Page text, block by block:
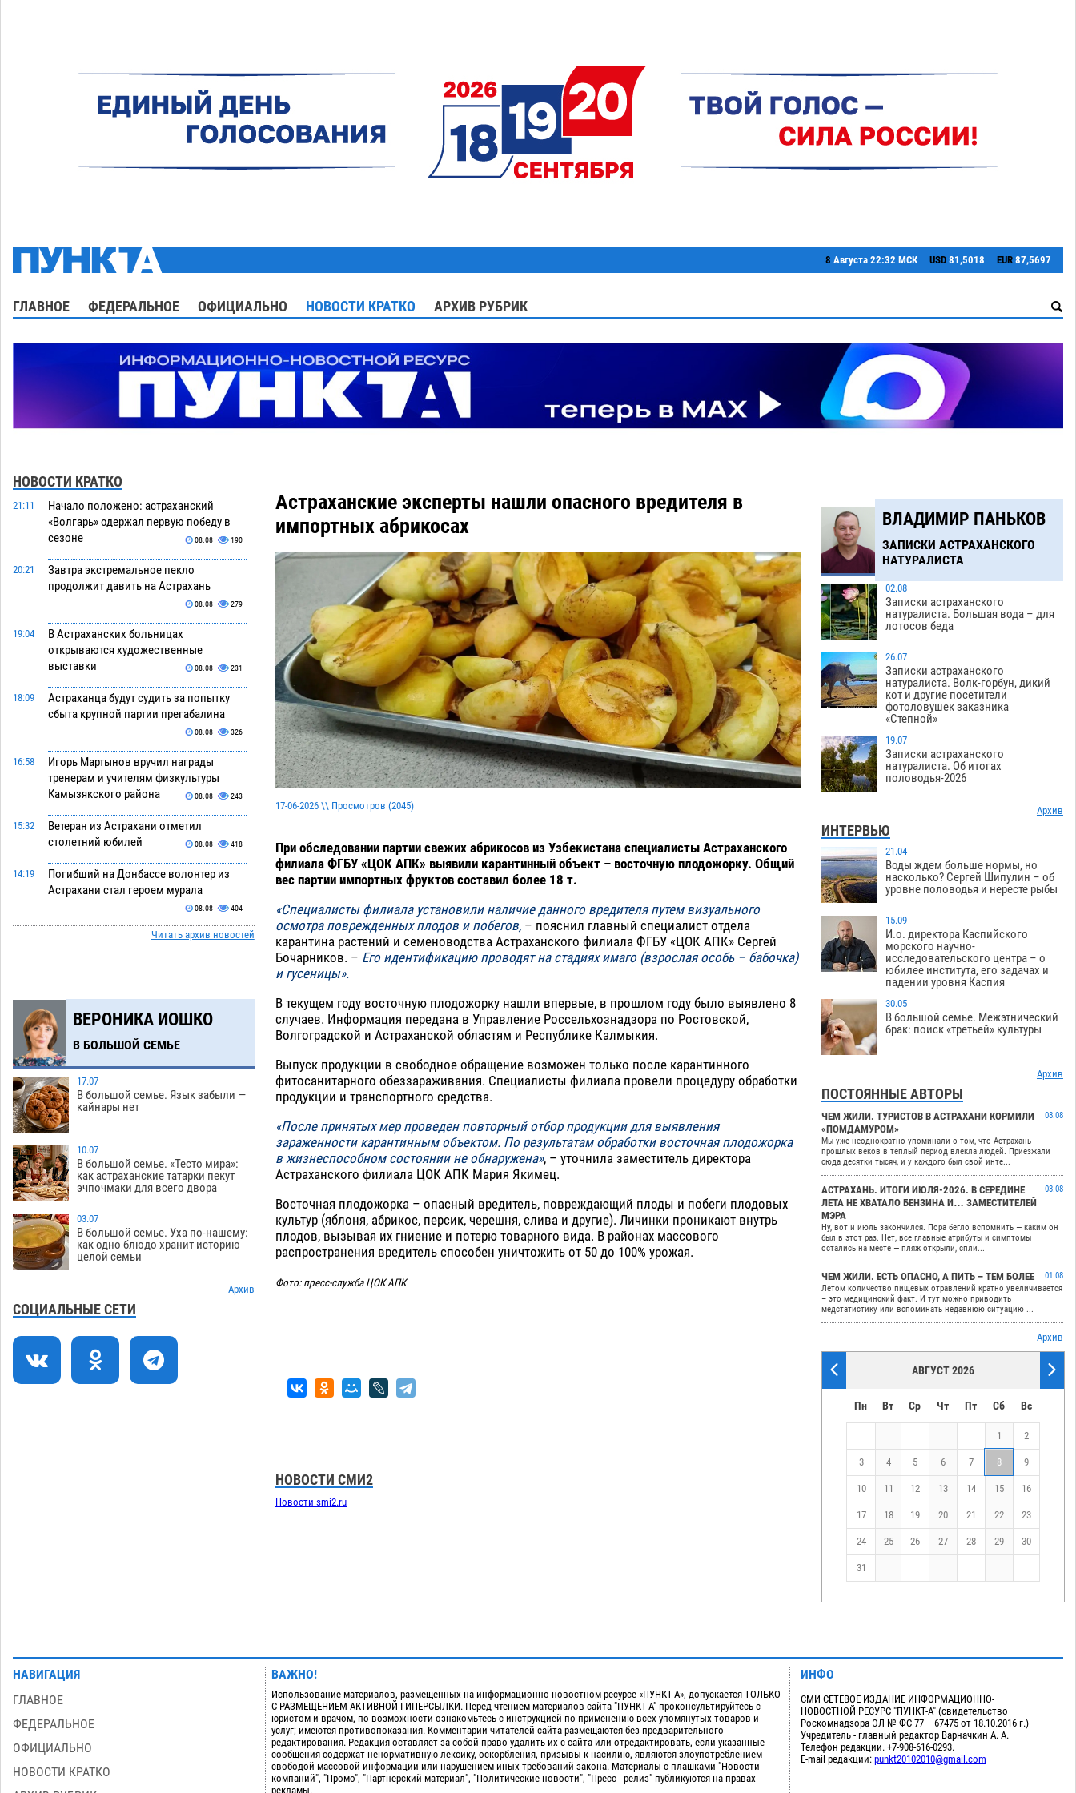
8 Августа 22:32 МСК USD 81,5018 EUR 87,5697
ГЛАВНОЕ ФЕДЕРАЛЬНОЕ ОФИЦИАЛЬНО НОВОСТИ КРАТКО АРХИВ РУБРИК
НОВОСТИ КРАТКО
21:11
Начало положено: астраханский
«Волгарь» одержал первую победу в
сезоне
08.08 190
20:21
Завтра экстремальное пекло
продолжит давить на Астрахань
08.08 279
19:04
В Астраханских больницах
открываются художественные
выставки
08.08 231
18:09
Астраханца будут судить за попытку
сбыта крупной партии прегабалина
08.08 326
16:58
Игорь Мартынов вручил награды
тренерам и учителям физкультуры
Камызякского района
08.08 243
15:32
Ветеран из Астрахани отметил
столетний юбилей
08.08 418
14:19
Погибший на Донбассе волонтер из
Астрахани стал героем мурала
08.08 404
Подросток, перебегавший дорогу вне
12:02
Астраханский следком помог
подростку получить зарплату за
честный труд
10:51
Фаворитская ноша: астраханские
гандболисты крупно проиграли
пермякам
08.08 327
09:00
Лидеры чеченской диаспоры в
Астрахани осудили выходку молодого
лихача с улицы Никольской
08.08 742
режиме экстремальной температурной
нагрузки
07.08 728
17:09
Астраханский котлован с мусором
угрожает плодородию Харабалинского
района
16:24
Игорь Редькин проинспектировал
коммунальную готовность
астраханского земельного массива
для льготников
Читать архив новостей
ВЕРОНИКА ИОШКО
В БОЛЬШОЙ СЕМЬЕ
17.07
В большой семье. Язык забыли —
кайнары нет
10.07
В большой семье. «Тесто мира»:
как астраханские татарки пекут
эчпочмаки для всего двора
03.07
В большой семье. Уха по-нашему:
как одно блюдо хранит историю
целой семьи
Архив
СОЦИАЛЬНЫЕ СЕТИ
Астраханские эксперты нашли опасного вредителя в
импортных абрикосах
17-06-2026 \\ Просмотров (2045)
При обследовании партии свежих абрикосов из Узбекистана специалисты Астраханского
филиала ФГБУ «ЦОК АПК» выявили карантинный объект – восточную плодожорку. Общий
вес партии импортных фруктов составил более 18 т.
«Специалисты филиала установили наличие данного вредителя путем визуального
осмотра поврежденных плодов и побегов,– пояснил главный специалист отдела
карантина растений и семеноводства Астраханского филиала ФГБУ «ЦОК АПК» Сергей
Бочарников. – Его идентификацию проводят на стадиях имаго (взрослая особь – бабочка)
и гусеницы».
В текущем году восточную плодожорку нашли впервые, в прошлом году было выявлено 8
случаев. Информация передана в Управление Россельхознадзора по Ростовской,
Волгоградской и Астраханской областям и Республике Калмыкия.
Выпуск продукции в свободное обращение возможен только после карантинного
фитосанитарного обеззараживания. Специалисты филиала провели процедуру обработки
продукции и транспортного средства.
«После принятых мер проведен повторный отбор продукции для выявления
зараженности карантинным объектом. По результатам обработки восточная плодожорка
в жизнеспособном состоянии не обнаружена», – уточнила заместитель директора
Астраханского филиала ЦОК АПК Мария Якимец.
Восточная плодожорка – опасный вредитель, повреждающий плоды и побеги плодовых
культур (яблоня, абрикос, персик, черешня, слива и другие). Личинки проникают внутрь
плодов, вызывая их гниение и потерю товарного вида. В районах массового
распространения вредитель способен уничтожить от 50 до 100% урожая.
Фото: пресс-служба ЦОК АПК
НОВОСТИ СМИ2
Новости smi2.ru
ВЛАДИМИР ПАНЬКОВ
ЗАПИСКИ АСТРАХАНСКОГО
НАТУРАЛИСТА
02.08
Записки астраханского
натуралиста. Большая вода – для
лотосов беда
26.07
Записки астраханского
натуралиста. Волк-горбун, дикий
кот и другие посетители
фотоловушек заказника
«Степной»
19.07
Записки астраханского
натуралиста. Об итогах
половодья-2026
Архив
ИНТЕРВЬЮ
21.04
Воды ждем больше нормы, но
насколько? Сергей Шипулин – об
уровне половодья и нересте рыбы
15.09
И.о. директора Каспийского
морского научно-
исследовательского центра – о
юбилее института, его задачах и
падении уровня Каспия
30.05
В большой семье. Межэтнический
брак: поиск «третьей» культуры
Архив
ПОСТОЯННЫЕ АВТОРЫ
ЧЕМ ЖИЛИ. ТУРИСТОВ В АСТРАХАНИ КОРМИЛИ
«ПОМДАМУРОМ»
08.08
Мы уже неоднократно упоминали о том, что Астрахань
прошлых веков в теплый период влекла людей. Приезжали
сюда десятки тысяч, и у каждого был свой инте...
АСТРАХАНЬ. ИТОГИ ИЮЛЯ-2026. В СЕРЕДИНЕ
ЛЕТА НЕ ХВАТАЛО БЕНЗИНА И… ЗАМЕСТИТЕЛЕЙ
МЭРА
03.08
Ну, вот и июль закончился. Пора бегло вспомнить — каким он
был в этот раз. Нет, все главные атрибуты и симптомы
остались на месте — пляж открыли, спли...
ЧЕМ ЖИЛИ. ЕСТЬ ОПАСНО, А ПИТЬ – ТЕМ БОЛЕЕ
01.08
Летом количество пищевых отравлений кратно увеличивается
– это медицинский факт. И тут можно приводить
медстатистику или вспоминать недавнюю ситуацию ...
Архив
АВГУСТ 2026
Пн Вт Ср Чт Пт Сб Вс
1 2
3 4 5 6 7 8 9
10 11 12 13 14 15 16
17 18 19 20 21 22 23
24 25 26 27 28 29 30
31
НАВИГАЦИЯ
ГЛАВНОЕ
ФЕДЕРАЛЬНОЕ
ОФИЦИАЛЬНО
НОВОСТИ КРАТКО
ВАЖНО!
Использование материалов, размещенных на информационно-новостном ресурсе «ПУНКТ-А», допускается ТОЛЬКО
С РАЗМЕЩЕНИЕМ АКТИВНОЙ ГИПЕРСЫЛКИ. Перед чтением материалов сайта "ПУНКТ-А" проконсультируйтесь с
юристом и врачом, по возможности ознакомьтесь с инструкцией по применению всех упомянутых товаров и
услуг; имеются противопоказания. Комментарии читателей сайта размещаются без предварительного
редактирования. Редакция оставляет за собой право удалить их с сайта или отредактировать, если указанные
сообщения содержат ненормативную лексику, оскорбления, призывы к насилию, являются злоупотреблением
свободой массовой информации или нарушением иных требований закона. Материалы с плашками "Новости
компаний", "Промо", "Партнерский материал", "Политические новости", "Пресс - релиз" публикуются на правах
рекламы.
ИНФО
СМИ СЕТЕВОЕ ИЗДАНИЕ ИНФОРМАЦИОННО-
НОВОСТНОЙ РЕСУРС "ПУНКТ-А" (свидетельство
Роскомнадзора ЭЛ № ФС 77 – 67475 от 18.10.2016 г.)
Учредитель - главный редактор Варначкин А. А.
Телефон редакции. +7-908-616-0293.
E-mail редакции: punkt20102010@gmail.com